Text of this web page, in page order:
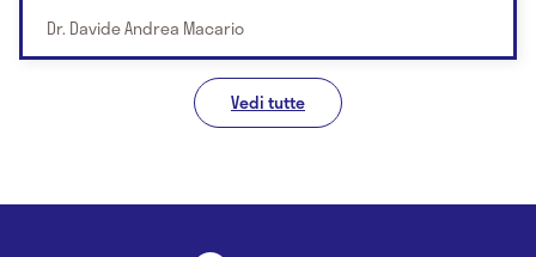
Dr. Davide Andrea Macario
Vedi tutte